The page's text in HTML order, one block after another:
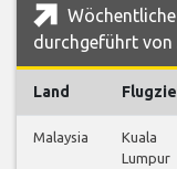
durchgeführt
Land
Malaysia
Kuala
Lumpur